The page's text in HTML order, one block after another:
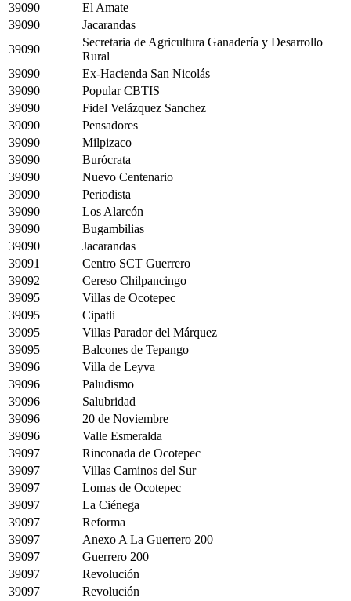
39090
El Amate
39090
Jacarandas
39090
Secretaria de Agricultura Ganadería y Desarrollo
Rural
39090
Ex-Hacienda San Nicolás
39090
Popular CBTIS
39090
Fidel Velázquez Sanchez
39090
Pensadores
39090
Milpizaco
39090
Burócrata
39090
Nuevo Centenario
39090
Periodista
39090
Los Alarcón
39090
Bugambilias
39090
Jacarandas
39091
Centro SCT Guerrero
39092
Cereso Chilpancingo
39095
Villas de Ocotepec
39095
Cipatli
39095
Villas Parador del Márquez
39095
Balcones de Tepango
39096
Villa de Leyva
39096
Paludismo
39096
Salubridad
39096
20 de Noviembre
39096
Valle Esmeralda
39097
Rinconada de Ocotepec
39097
Villas Caminos del Sur
39097
Lomas de Ocotepec
39097
La Ciénega
39097
Reforma
39097
Anexo A La Guerrero 200
39097
Guerrero 200
39097
Revolución
39097
Revolución